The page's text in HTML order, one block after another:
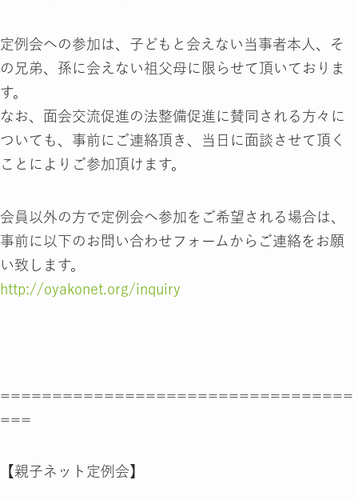
定例会への参加は、子どもと会えない当事者本人、そ
の兄弟、孫に会えない祖父母に限らせて頂いておりま
す。
なお、面会交流促進の法整備促進に賛同される方々に
ついても、事前にご連絡頂き、当日に面談させて頂く
ことによりご参加頂けます。
会員以外の方で定例会へ参加をご希望される場合は、
事前に以下のお問い合わせフォームからご連絡をお願
い致します。
http://oyakonet.org/inquiry
==================================
===
【親子ネット定例会】